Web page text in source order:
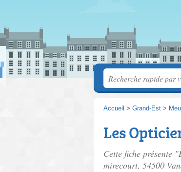
Accueil > Grand-Est >
Les
Cette fiche présente
mirecourt, 54500